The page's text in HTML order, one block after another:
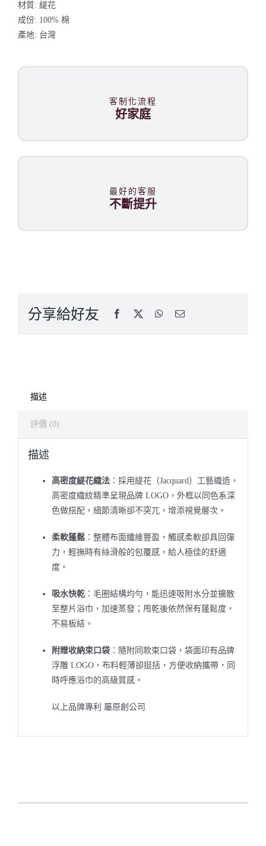
材質: 緹花
成份: 100% 棉
產地: 台灣
客制化流程
好家庭
最好的客服
不斷提升
分享給好友
描述
評價 (0)
描述
高密度緹花織法：採用緹花（Jacquard）工藝織造，
高密度織紋精準呈現品牌 LOGO，外框以同色系深
色做搭配，細節清晰卻不突兀，增添視覺層次。
柔軟蓬鬆：整體布面纖維豐盈，觸感柔軟卻具回彈
力，輕撫時有絲滑般的包覆感，給人極佳的舒適
度。
吸水快乾：毛圈結構均勻，能迅速吸附水分並擴散
至整片浴巾，加速蒸發；甩乾後依然保有蓬鬆度，
不易板結。
附贈收納束口袋：隨附同款束口袋，袋面印有品牌
浮雕 LOGO，布料輕薄卻挺括，方便收納攜帶，同
時呼應浴巾的高級質感。
以上品牌專利 屬原創公司